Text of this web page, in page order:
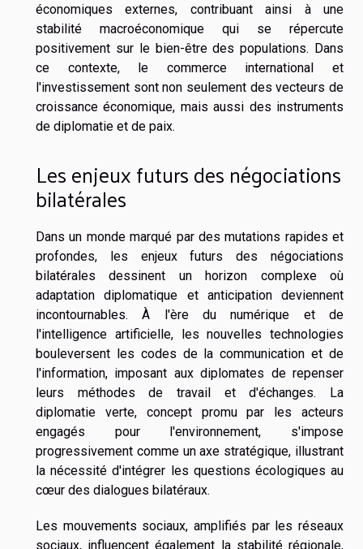
économiques externes, contribuant ainsi à une
stabilité macroéconomique qui se répercute
positivement sur le bien-être des populations. Dans
ce contexte, le commerce international et
l'investissement sont non seulement des vecteurs de
croissance économique, mais aussi des instruments
de diplomatie et de paix.
Les enjeux futurs des négociations
bilatérales
Dans un monde marqué par des mutations rapides et
profondes, les enjeux futurs des négociations
bilatérales dessinent un horizon complexe où
adaptation diplomatique et anticipation deviennent
incontournables. À l'ère du numérique et de
l'intelligence artificielle, les nouvelles technologies
bouleversent les codes de la communication et de
l'information, imposant aux diplomates de repenser
leurs méthodes de travail et d'échanges. La
diplomatie verte, concept promu par les acteurs
engagés pour l'environnement, s'impose
progressivement comme un axe stratégique, illustrant
la nécessité d'intégrer les questions écologiques au
cœur des dialogues bilatéraux.
Les mouvements sociaux, amplifiés par les réseaux
sociaux, influencent également la stabilité régionale,